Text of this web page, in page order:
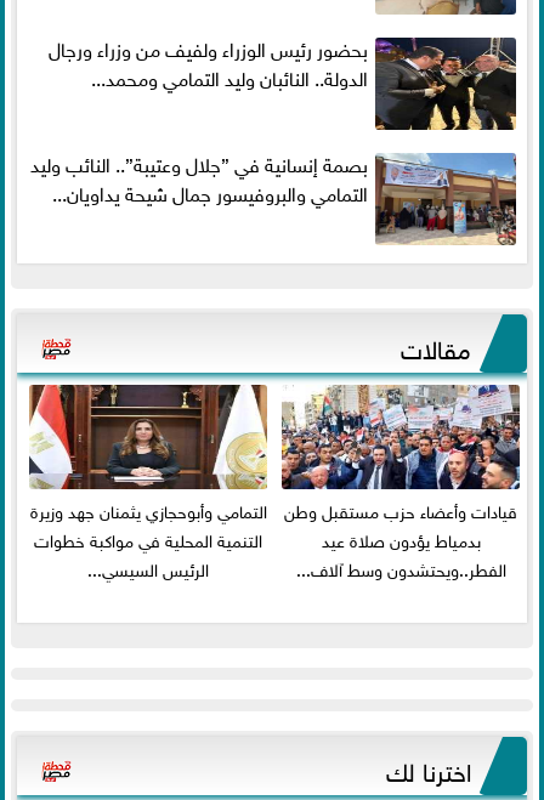
بحضور رئيس الوزراء ولفيف من وزراء ورجال
الدولة.. النائبان وليد التمامي ومحمد...
بصمة إنسانية في ”جلال وعتيبة”.. النائب وليد
التمامي والبروفيسور جمال شيحة يداويان...
مقالات
قيادات وأعضاء حزب مستقبل وطن
بدمياط يؤدون صلاة عيد
الفطر..ويحتشدون وسط آلاف...
التمامي وأبوحجازي يثمنان جهد وزيرة
التنمية المحلية في مواكبة خطوات
الرئيس السيسي...
اخترنا لك